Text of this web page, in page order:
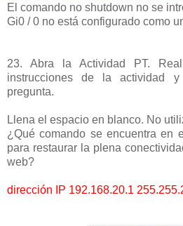
El comando no shutdown no se
Gi0 / 0 no está configurado como
23. Abra la Actividad PT.
instrucciones de la actividad
pregunta.
Llena el espacio en blanco. No
¿Qué comando se encuentra en
para restaurar la plena
web?
dirección IP 192.168.20.1